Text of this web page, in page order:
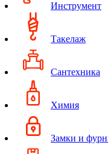
Инструмент
Такелаж
Сантехника
Химия
Замки и